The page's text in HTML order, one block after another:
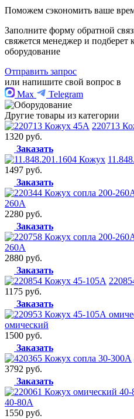
Поможем сэкономить ваше
Заполните форму обратной
свяжется менеджер и
оборудование
Отправить запрос
или напишите свой вопрос в
Max
Telegram
Другие товары из категории
220713
1320 руб.
Заказать
1497 руб.
Заказать
260А
2280 руб.
Заказать
260А
2880 руб.
Заказать
1175 руб.
Заказать
омический
1500 руб.
Заказать
3792 руб.
Заказать
40-80А
1550 руб.